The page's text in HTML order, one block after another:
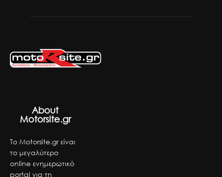
About
Motorsite.gr
Το Motorsite.gr είναι
το μεγαλύτερο
online ενημερωτικό
portal για τη